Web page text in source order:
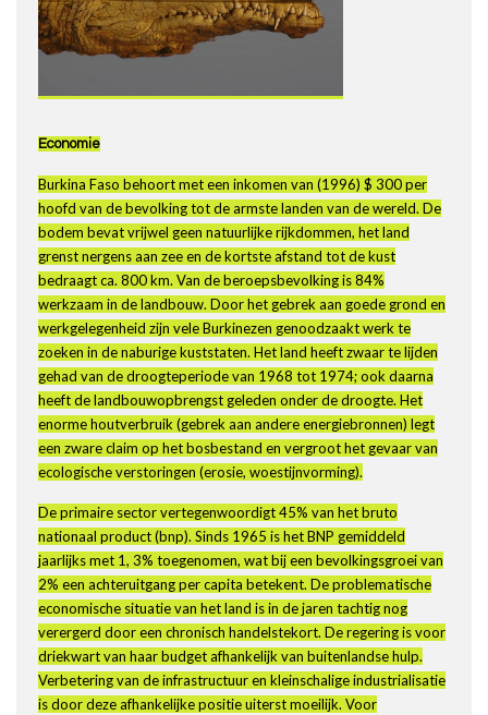
Economie
Burkina Faso behoort met een inkomen van (1996) $ 300 per
hoofd van de bevolking tot de armste landen van de wereld. De
bodem bevat vrijwel geen natuurlijke rijkdommen, het land
grenst nergens aan zee en de kortste afstand tot de kust
bedraagt ca. 800 km. Van de beroepsbevolking is 84%
werkzaam in de landbouw. Door het gebrek aan goede grond en
werkgelegenheid zijn vele Burkinezen genoodzaakt werk te
zoeken in de naburige kuststaten. Het land heeft zwaar te lijden
gehad van de droogteperiode van 1968 tot 1974; ook daarna
heeft de landbouwopbrengst geleden onder de droogte. Het
enorme houtverbruik (gebrek aan andere energiebronnen) legt
een zware claim op het bosbestand en vergroot het gevaar van
ecologische verstoringen (erosie, woestijnvorming).
De primaire sector vertegenwoordigt 45% van het bruto
nationaal product (bnp). Sinds 1965 is het BNP gemiddeld
jaarlijks met 1, 3% toegenomen, wat bij een bevolkingsgroei van
2% een achteruitgang per capita betekent. De problematische
economische situatie van het land is in de jaren tachtig nog
verergerd door een chronisch handelstekort. De regering is voor
driekwart van haar budget afhankelijk van buitenlandse hulp.
Verbetering van de infrastructuur en kleinschalige industrialisatie
is door deze afhankelijke positie uiterst moeilijk. Voor